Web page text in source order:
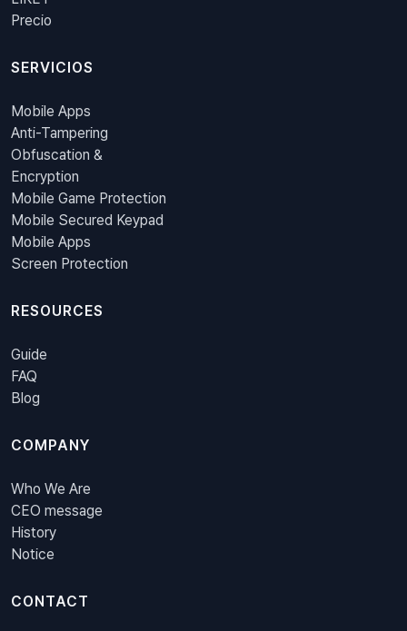
Precio
SERVICIOS
Mobile Apps
Anti-Tampering
Obfuscation &
Encryption
Mobile Game Protection
Mobile Secured Keypad
Mobile Apps
Screen Protection
RESOURCES
Guide
FAQ
Blog
COMPANY
Who We Are
CEO message
History
Notice
CONTACT